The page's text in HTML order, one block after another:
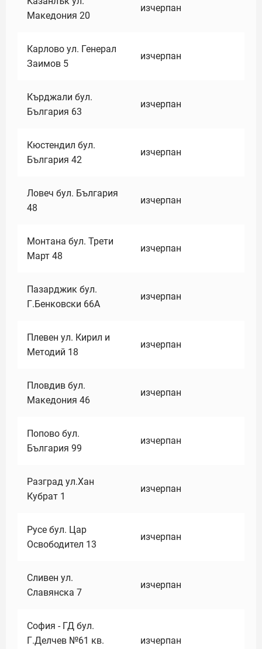
Македония 20
изчерпан
Карлово ул. Генерал
Заимов 5
изчерпан
Кърджали бул.
България 63
изчерпан
Кюстендил бул.
България 42
изчерпан
Ловеч бул. България
48
изчерпан
Монтана бул. Трети
Март 48
изчерпан
Пазарджик бул.
Г.Бенковски 66А
изчерпан
Плевен ул. Кирил и
Методий 18
изчерпан
Пловдив бул.
Македония 46
изчерпан
Попово бул.
България 99
изчерпан
Разград ул.Хан
Кубрат 1
изчерпан
Русе бул. Цар
Освободител 13
изчерпан
Сливен ул.
Славянска 7
изчерпан
София - ГД бул.
Г.Делчев №61 кв.
изчерпан